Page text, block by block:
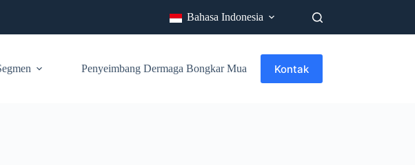
Bahasa Indonesia
Penyeimbang Dermaga Bongkar Muat Tentang Kami
Kontak